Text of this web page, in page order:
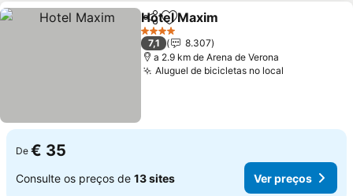
PartilharAdicionar aos favoritos
Hotel Maxim
4 Estrelas
7,1
8.307
a 2.9 km de Arena de Verona
Aluguel de bicicletas no local
De € 35
Consulte os preços de 13 sites Ver preços